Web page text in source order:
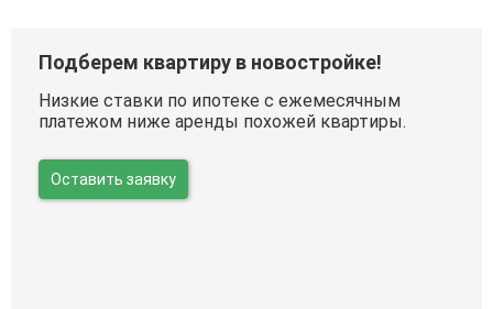
Подберем квартиру в новостройке!
Низкие ставки по ипотеке с ежемесячным
платежом ниже аренды похожей квартиры.
Оставить заявку